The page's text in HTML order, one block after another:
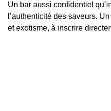
Un bar aussi confidentiel
l’authenticité des saveurs.
et exotisme, à inscrire